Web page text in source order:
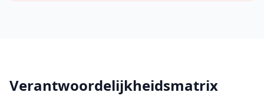
Verantwoordelijkheidsmatrix